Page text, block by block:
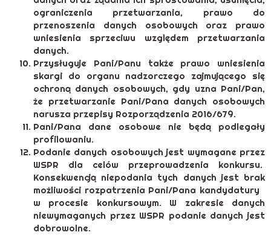
ograniczenia przetwarzania, prawo do
przenoszenia danych osobowych oraz prawo
wniesienia sprzeciwu względem przetwarzania
danych.
Przysługuje Pani/Panu także prawo wniesienia
skargi do organu nadzorczego zajmującego się
ochroną danych osobowych, gdy uzna Pani/Pan,
że przetwarzanie Pani/Pana danych osobowych
narusza przepisy Rozporządzenia 2016/679.
Pani/Pana dane osobowe nie będą podlegały
profilowaniu.
Podanie danych osobowych jest wymagane przez
WSPR dla celów przeprowadzenia konkursu.
Konsekwencją niepodania tych danych jest brak
możliwości rozpatrzenia Pani/Pana kandydatury
w procesie konkursowym. W zakresie danych
niewymaganych przez WSPR podanie danych jest
dobrowolne.